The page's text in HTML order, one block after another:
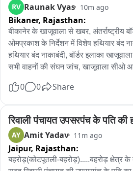
8 हजार 334 टैक्स पेयर्स जिनका
वह अपना E WAY BIL जारी करते रहे
68,680 करोड़
ईवे बिल बनाए
यह CAG की दूसरी सबसे बड़ी फाइंडिंग थी
उसके बाद बार बार टैक्स चोरी हो रहा है
RV Raunak Vyas 10m ago
Bikaner, Rajasthan:
बीकानेर के खाजूवाला से खबर, अंतर्राष्ट्रीय
ओमप्रकाश के निर्देशन में विशेष हथियार बंद
हथियार बंद नाकाबंदी, बॉर्डर इलाका
सभी वाहनों की संघन जांच, खाजूवाला सीओ
में जारी है नशे के खिलाफ ऑपरेशन नीलकंठ,
खाजूवाला में स्वतंत्रता दिवस को लेकर बढ़ाई
0 0 Share
रिवाली पंचायत उपसरपंच के पति
AY Amit Yadav 11m ago
Jaipur, Rajasthan:
बहरोड़(कोटपूतली-बहरोड़).....बहरोड़ क्षेत्र के